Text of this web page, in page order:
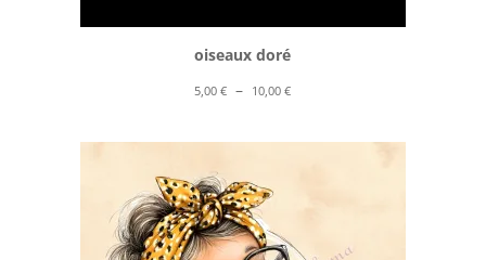
oiseaux doré
5,00€ – 10,00€Plage
prix :